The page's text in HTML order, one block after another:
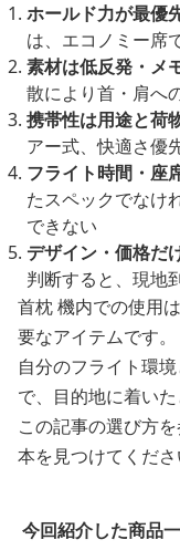
ホールド力が最優
は、エコノミー席
素材は低反発・メ
散により首・肩へ
携帯性は用途と荷
アー式、快適さ優
フライト時間・座
たスペックでなけ
できない
デザイン・価格だ
判断すると、現地
首枕 機内での使用
要なアイテムです。
自分のフライト環
で、目的地に着い
この記事の選び方
本を見つけてくださ
今回紹介した商品